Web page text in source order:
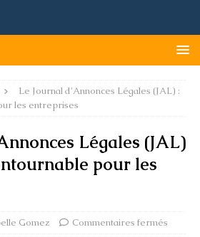
Le Journal d’Annonces Légales (JAL) :
les entreprises
Légales (JAL)
pour les
Gomez Commentaires fermés